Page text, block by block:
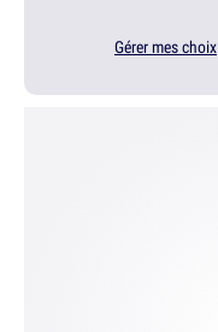
Gérer mes choix